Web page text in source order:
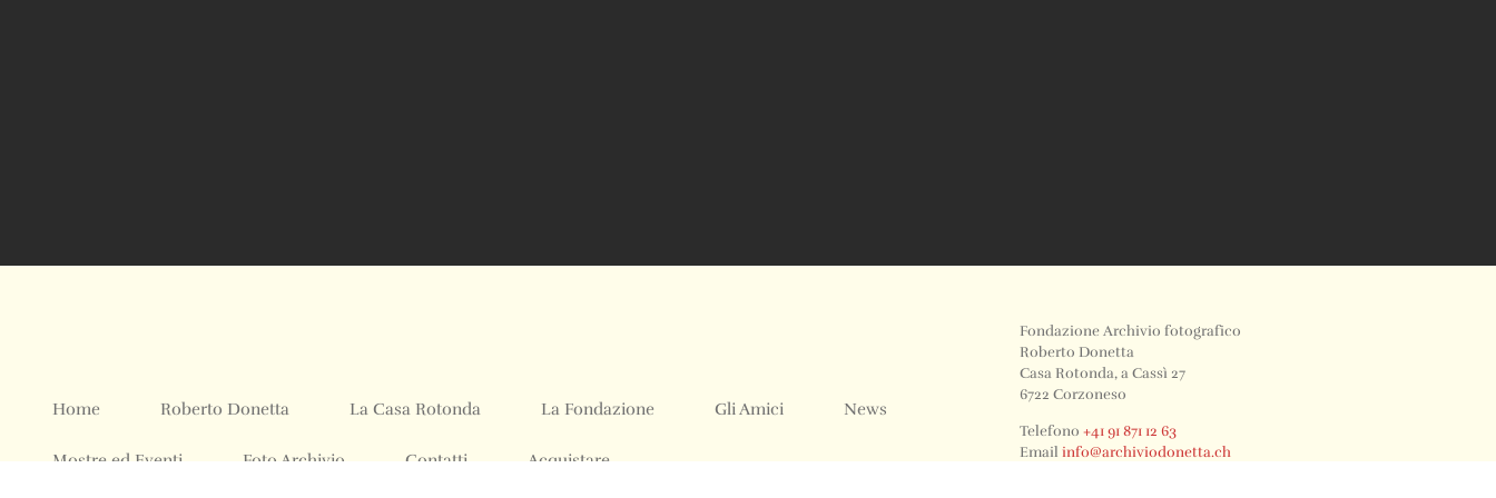
Home Roberto Donetta La Casa Rotonda La Fondazione Gli Amici News
Mostre ed Eventi Foto Archivio Contatti Acquistare
Fondazione Archivio fotografico
Roberto Donetta
Casa Rotonda, a Cassì 27
6722 Corzoneso
Telefono +41 91 871 12 63
Email info@archiviodonetta.ch